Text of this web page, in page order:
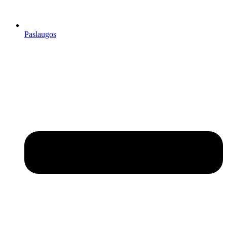
Paslaugos